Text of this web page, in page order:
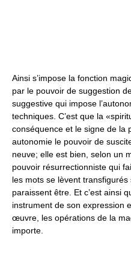
Ainsi s’impose la fonction
par le pouvoir de suggestion
suggestive qui impose
techniques. C’est que la
conséquence et le signe de la
autonomie le pouvoir de
neuve; elle est bien, selon un
pouvoir résurrectionniste qui
les mots se lèvent transfigurés
paraissent être. Et c’est ainsi
instrument de son expression
œuvre, les opérations de la
importe.